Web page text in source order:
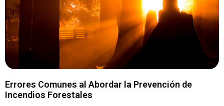
Errores Comunes al Abordar la Prevención de
Incendios Forestales